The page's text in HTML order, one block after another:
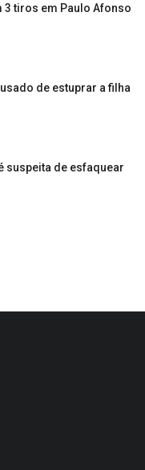
tiros em Paulo Afonso
de estuprar a filha
suspeita de esfaquear